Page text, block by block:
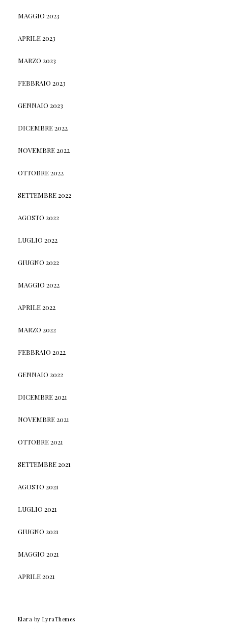
MAGGIO 2023
APRILE 2023
MARZO 2023
FEBBRAIO 2023
GENNAIO 2023
DICEMBRE 2022
NOVEMBRE 2022
OTTOBRE 2022
SETTEMBRE 2022
AGOSTO 2022
LUGLIO 2022
GIUGNO 2022
MAGGIO 2022
APRILE 2022
MARZO 2022
FEBBRAIO 2022
GENNAIO 2022
DICEMBRE 2021
NOVEMBRE 2021
OTTOBRE 2021
SETTEMBRE 2021
AGOSTO 2021
LUGLIO 2021
GIUGNO 2021
MAGGIO 2021
APRILE 2021
Elara by LyraThemes